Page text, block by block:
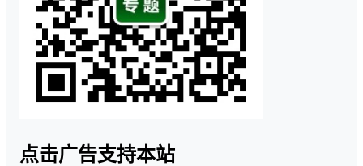
点击广告支持本站